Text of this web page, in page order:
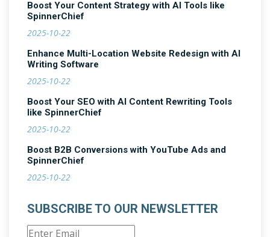
Boost Your Content Strategy with AI Tools like
SpinnerChief
2025-10-22
Enhance Multi-Location Website Redesign with AI
Writing Software
2025-10-22
Boost Your SEO with AI Content Rewriting Tools
like SpinnerChief
2025-10-22
Boost B2B Conversions with YouTube Ads and
SpinnerChief
2025-10-22
SUBSCRIBE TO OUR NEWSLETTER